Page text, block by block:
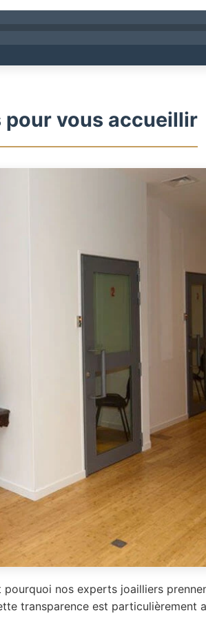
pour vous accueillir
nos experts joailliers
transparence est particulièrement